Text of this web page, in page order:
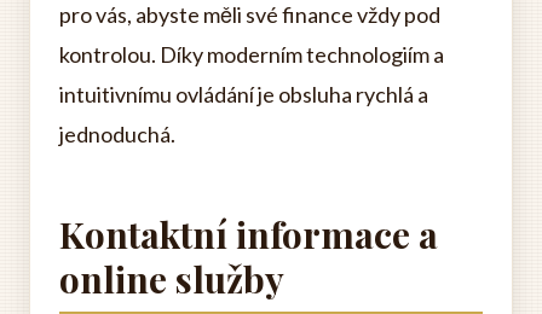
pro vás, abyste měli své finance vždy pod
kontrolou. Díky moderním technologiím a
intuitivnímu ovládání je obsluha rychlá a
jednoduchá.
Kontaktní informace a
online služby